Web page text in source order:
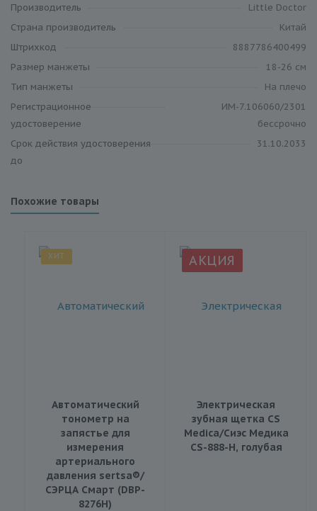
Производитель
Little Doctor
Cтрана производитель
Китай
Штрихкод
8887786400499
Размер манжеты
18-26 см
Тип манжеты
На плечо
Регистрационное
удостоверение
ИМ-7.106060/2301
бессрочно
Срок действия удостоверения
до
31.10.2033
Похожие товары
ХИТ
Автоматический
тонометр на
запястье для
измерения
артериального
давления sertsa®/
СЭРЦА Смарт (DBP-
8276H)
АКЦИЯ
Электрическая
зубная щетка CS
Medica/Сиэс Медика
CS-888-H, голубая